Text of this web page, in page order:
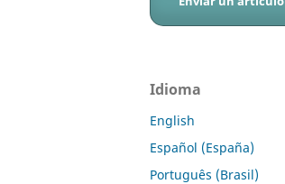
Idioma
English
Español (España)
Português (Brasil)